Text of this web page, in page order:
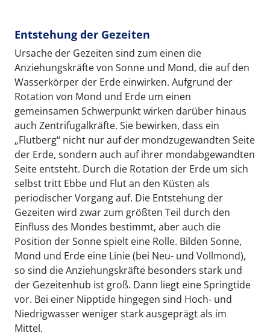
Entstehung der Gezeiten
Ursache der Gezeiten sind zum einen die
Anziehungskräfte von Sonne und Mond, die auf den
Wasserkörper der Erde einwirken. Aufgrund der
Rotation von Mond und Erde um einen
gemeinsamen Schwerpunkt wirken darüber hinaus
auch Zentrifugalkräfte. Sie bewirken, dass ein
„Flutberg“ nicht nur auf der mondzugewandten Seite
der Erde, sondern auch auf ihrer mondabgewandten
Seite entsteht. Durch die Rotation der Erde um sich
selbst tritt Ebbe und Flut an den Küsten als
periodischer Vorgang auf. Die Entstehung der
Gezeiten wird zwar zum größten Teil durch den
Einfluss des Mondes bestimmt, aber auch die
Position der Sonne spielt eine Rolle. Bilden Sonne,
Mond und Erde eine Linie (bei Neu- und Vollmond),
so sind die Anziehungskräfte besonders stark und
der Gezeitenhub ist groß. Dann liegt eine Springtide
vor. Bei einer Nipptide hingegen sind Hoch- und
Niedrigwasser weniger stark ausgeprägt als im
Mittel.